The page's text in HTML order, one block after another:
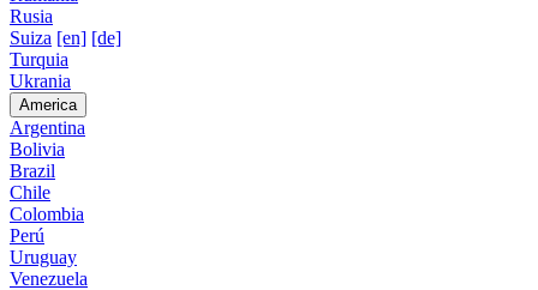
Rusia
Suiza [en] [de]
Turquia
Ukrania
America
Argentina
Bolivia
Brazil
Chile
Colombia
Perú
Uruguay
Venezuela